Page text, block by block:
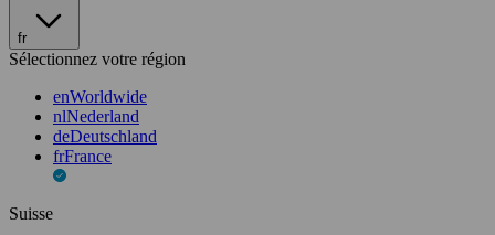
fr
Sélectionnez votre région
enWorldwide
nlNederland
deDeutschland
frFrance
Suisse